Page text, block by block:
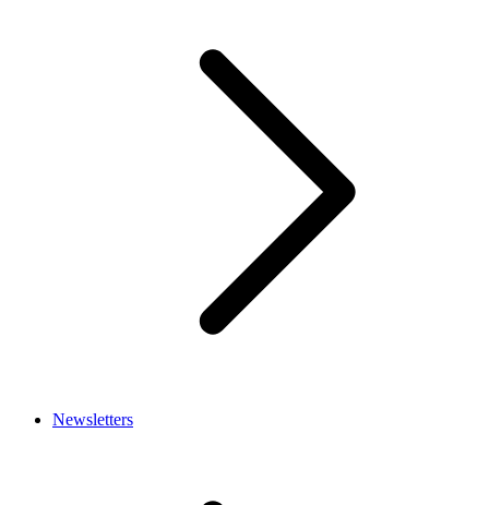
Newsletters